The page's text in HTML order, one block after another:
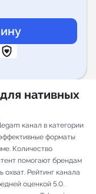
нативных
канал в категории
форматы
Количество
помогают брендам
охват. Рейтинг канала
оценкой 5.0.